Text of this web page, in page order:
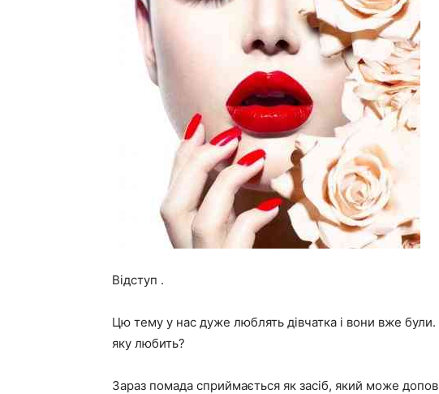
Відступ .
Цю тему у нас дуже люблять дівчатка і вони вже
яку любить?
Зараз помада сприймається як засіб, який може